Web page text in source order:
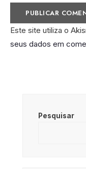
Este site utiliza o
seus dados em
Pesquisar